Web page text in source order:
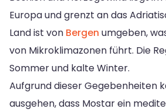
Europa und grenzt an das
Land ist von Bergen umgeben,
von Mikroklimazonen führt. Die
Sommer und kalte Winter.
Aufgrund dieser Gegebenheiten
ausgehen, dass Mostar ein